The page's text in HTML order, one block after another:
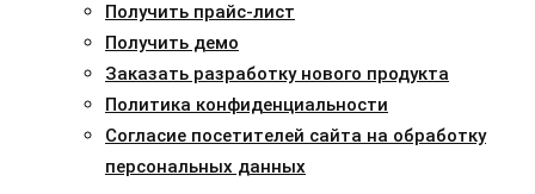
Получить прайс-лист
Получить демо
Заказать разработку нового продукта
Политика конфиденциальности
Согласие посетителей сайта на обработку
персональных данных